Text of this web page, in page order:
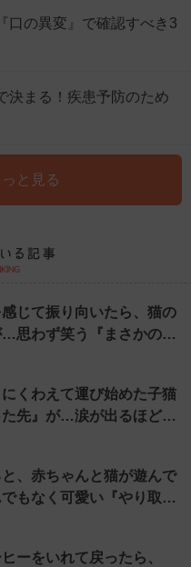
口の異変』で確認すべき3
決まる！疾患予防のため
と見る
じて振り向いたら、猫の
…思わず笑う『まさかの…
くわえて運び始めた子猫
先』が…涙が出るほど…
、赤ちゃんと猫が遊んで
もなく可愛い『やり取…
ーをいれて戻ったら、